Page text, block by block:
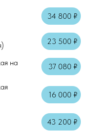
23 500 ₽
37 080 ₽
на
16 000 ₽
34 800 ₽
43 200 ₽